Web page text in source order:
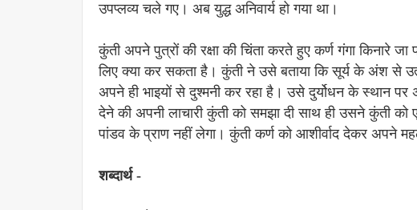
उपप्लव्य चले गए। अब युद्ध अनिवार्य हो गया था।
कुंती अपने पुत्रों की रक्षा की चिंता करते हुए कर्ण गंगा किनारे
लिए क्या कर सकता है। कुंती ने उसे बताया कि सूर्य के अंश से
अपने ही भाइयों से दुश्मनी कर रहा है। उसे दुर्योधन के स्थान पर
देने की अपनी लाचारी कुंती को समझा दी साथ ही उसने कुंती
पांडव के प्राण नहीं लेगा। कुंती कर्ण को आशीर्वाद देकर अपने
शब्दार्थ -